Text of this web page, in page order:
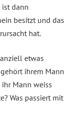
ist dann
besitzt und das
hat.
etwas
ihrem Mann
Mann weiss
Was passiert mit